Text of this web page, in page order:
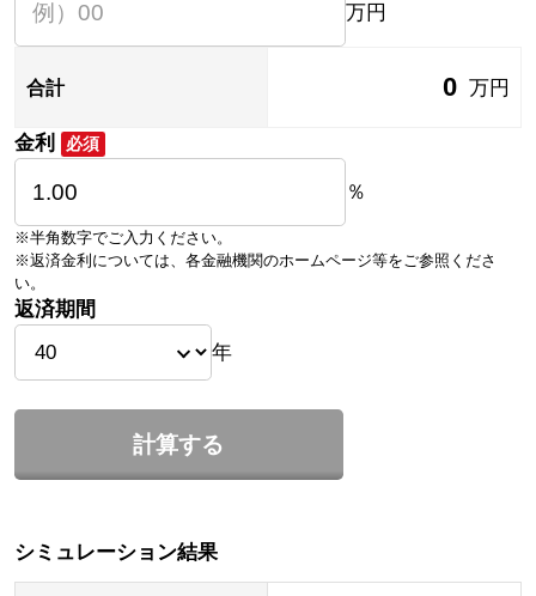
万円
合計 0 万円
金利 必須
％
※半角数字でご入力ください。
※返済金利については、各金融機関のホームページ等をご参照くださ
い。
返済期間
年
計算する
シミュレーション結果